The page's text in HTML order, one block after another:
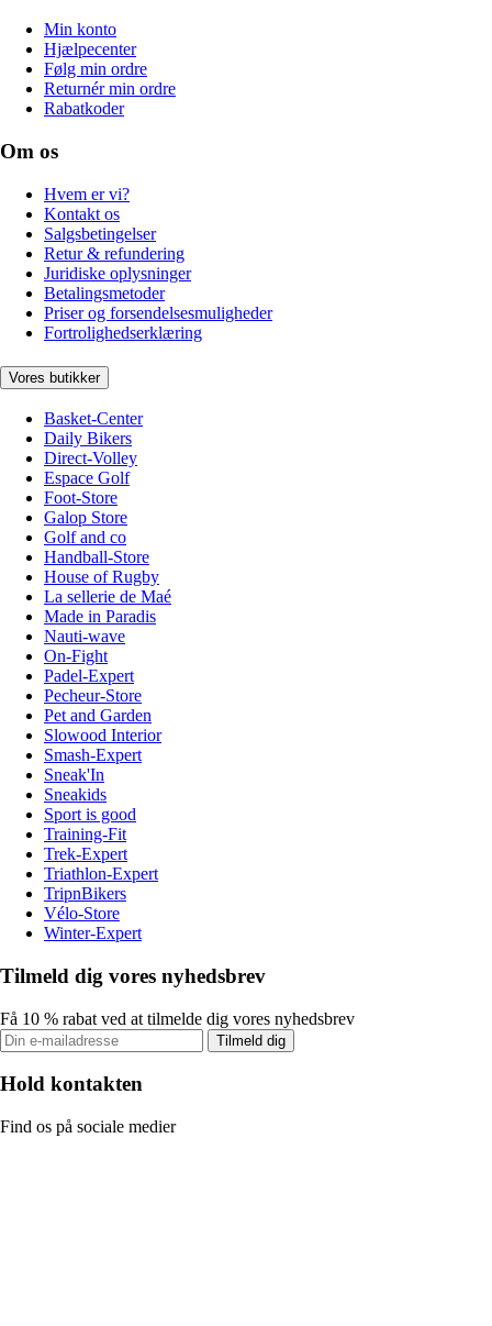
Min konto
Hjælpecenter
Følg min ordre
Returnér min ordre
Rabatkoder
Om os
Hvem er vi?
Kontakt os
Salgsbetingelser
Retur & refundering
Juridiske oplysninger
Betalingsmetoder
Priser og forsendelsesmuligheder
Fortrolighedserklæring
Vores butikker
Basket-Center
Daily Bikers
Direct-Volley
Espace Golf
Foot-Store
Galop Store
Golf and co
Handball-Store
House of Rugby
La sellerie de Maé
Made in Paradis
Nauti-wave
On-Fight
Padel-Expert
Pecheur-Store
Pet and Garden
Slowood Interior
Smash-Expert
Sneak'In
Sneakids
Sport is good
Training-Fit
Trek-Expert
Triathlon-Expert
TripnBikers
Vélo-Store
Winter-Expert
Tilmeld dig vores nyhedsbrev
Få 10 % rabat ved at tilmelde dig vores nyhedsbrev
Tilmeld dig
Hold kontakten
Find os på sociale medier